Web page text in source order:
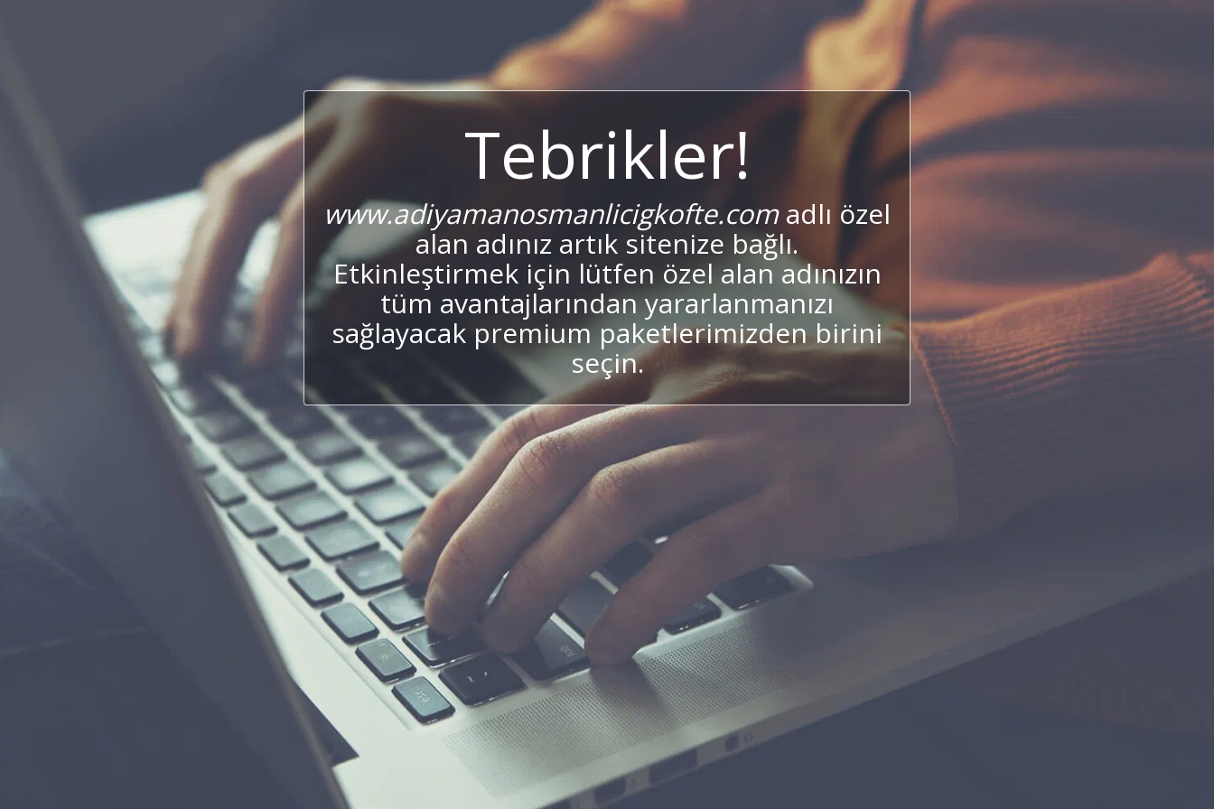
Tebrikler!
www.adiyamanosmanlicigkofte.comadlı özel
alan adınız artık sitenize bağlı.
Etkinleştirmek için lütfen özel alan adınızın
tüm avantajlarından yararlanmanızı
sağlayacak premium paketlerimizden birini
seçin.